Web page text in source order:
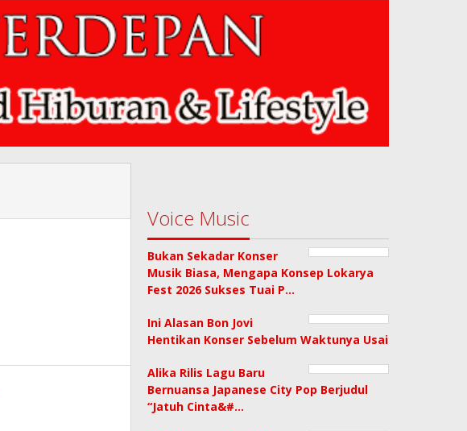
Voice Music
Bukan Sekadar Konser
Musik Biasa, Mengapa Konsep Lokarya
Fest 2026 Sukses Tuai P…
Ini Alasan Bon Jovi
Hentikan Konser Sebelum Waktunya Usai
Alika Rilis Lagu Baru
Bernuansa Japanese City Pop Berjudul
“Jatuh Cinta&#…